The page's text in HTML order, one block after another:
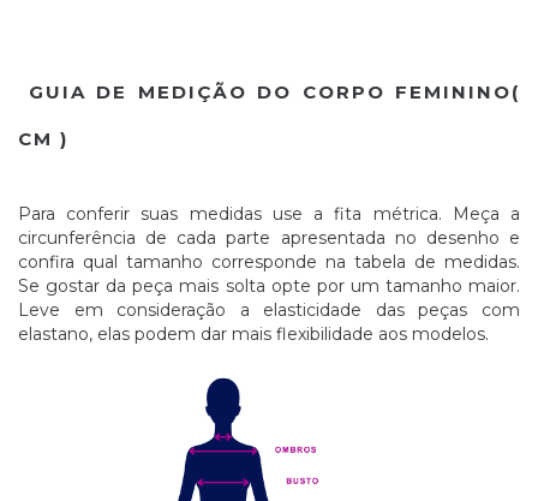
GUIA DE MEDIÇÃO DO CORPO FEMININO(
CM )
Para conferir suas medidas use a fita métrica. Meça a
circunferência de cada parte apresentada no desenho e
confira qual tamanho corresponde na tabela de medidas.
Se gostar da peça mais solta opte por um tamanho maior.
Leve em consideração a elasticidade das peças com
elastano, elas podem dar mais flexibilidade aos modelos.